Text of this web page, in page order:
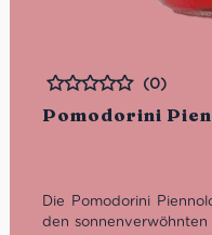
Pomodorini
Bewertet
(0)
Die Pomodorini
den